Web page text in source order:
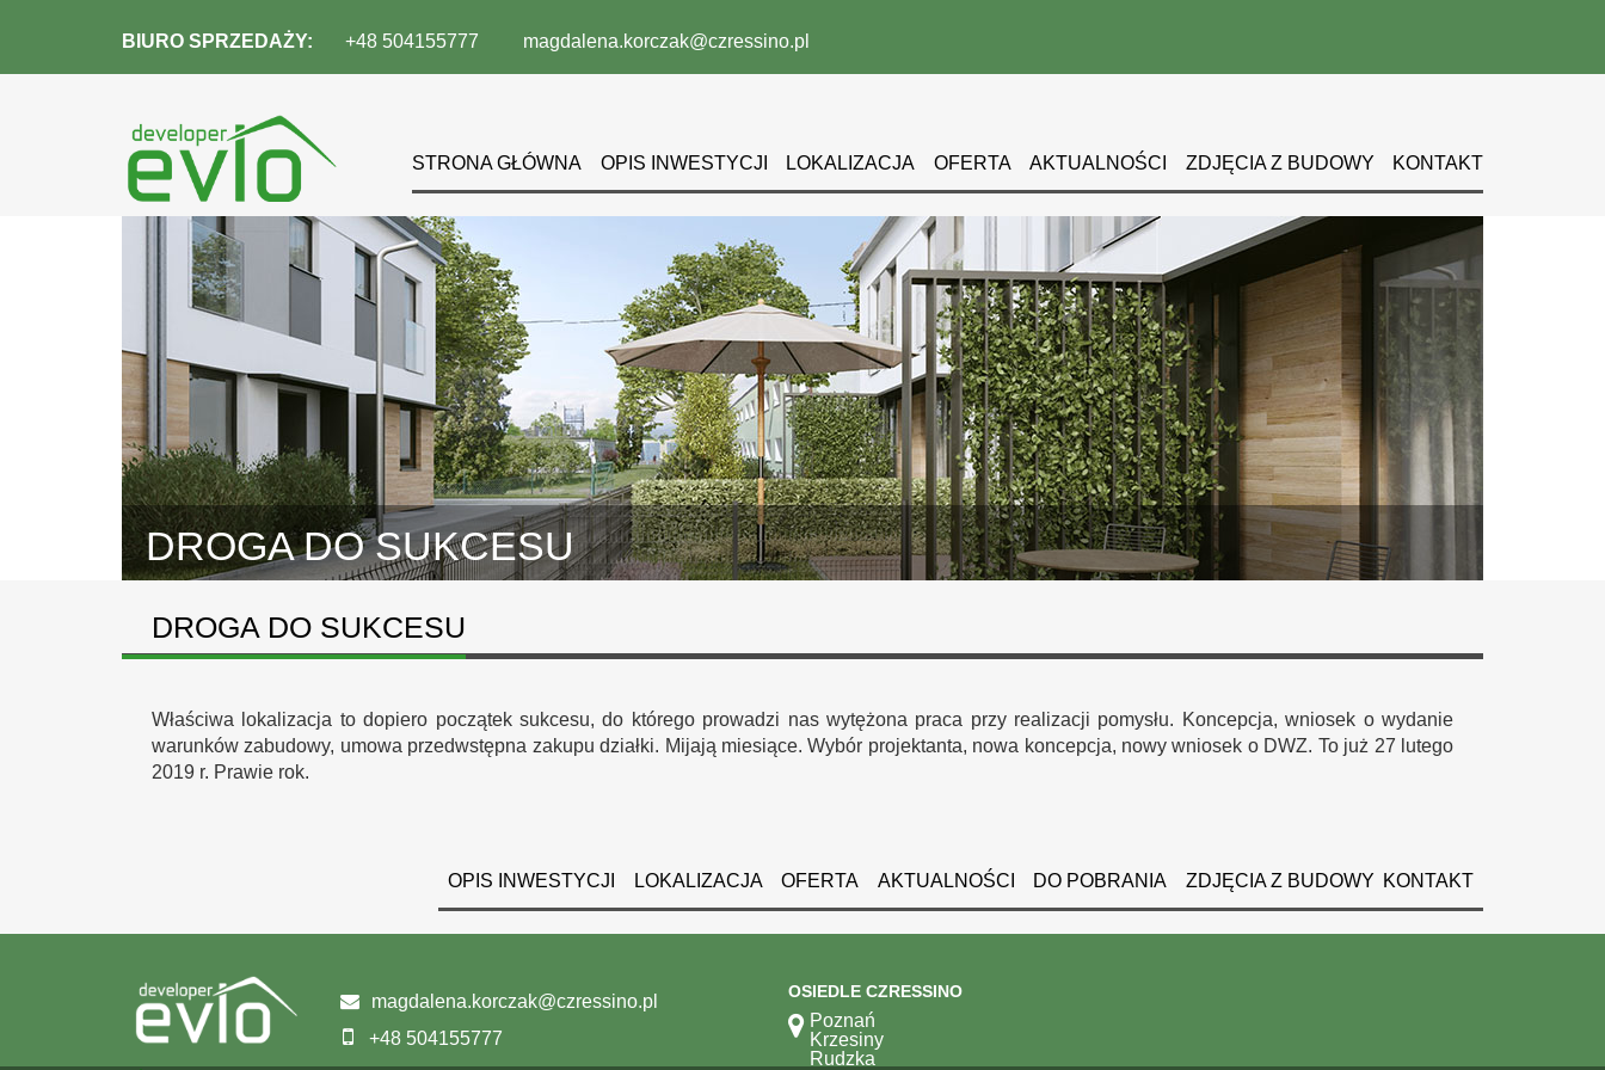
BIURO SPRZEDAŻY: +48 504155777 magdalena.korczak@czressino.pl
STRONA GŁÓWNA OPIS INWESTYCJI LOKALIZACJA OFERTA AKTUALNOŚCI ZDJĘCIA Z BUDOWY KONTAKT
DROGA DO SUKCESU
DROGA DO SUKCESU
Właściwa lokalizacja to dopiero początek sukcesu, do którego prowadzi nas wytężona praca przy realizacji pomysłu. Koncepcja, wniosek o wydanie
warunków zabudowy, umowa przedwstępna zakupu działki. Mijają miesiące. Wybór projektanta, nowa koncepcja, nowy wniosek o DWZ. To już 27 lutego
2019 r. Prawie rok.
OPIS INWESTYCJI LOKALIZACJA OFERTA AKTUALNOŚCI DO POBRANIA ZDJĘCIA Z BUDOWY KONTAKT
magdalena.korczak@czressino.pl
+48 504155777
OSIEDLE CZRESSINO
Poznań
Krzesiny
Rudzka